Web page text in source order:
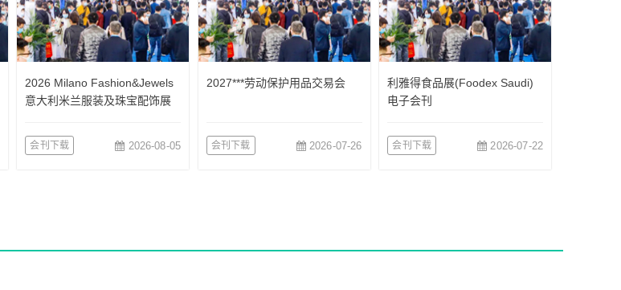
2026 Milano Fashion&Jewels
意大利米兰服装及珠宝配饰展
会刊下载 2026-08-05
2027***劳动保护用品交易会
会刊下载 2026-07-26
利雅得食品展(Foodex Saudi)
电子会刊
会刊下载 2026-07-22